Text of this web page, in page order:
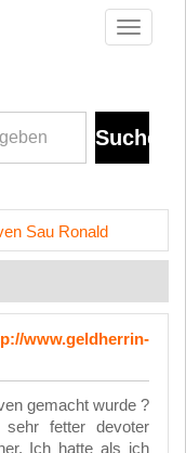
Toggle
Sau Ronald
www.geldherrin-
gemacht wurde ?
fetter devoter
Ich hatte als ich